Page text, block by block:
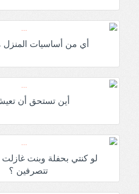
أي من أساسيات المنزل
أين تستحق أن
لو كنتي بحفلة وبنت
تتصرفين ؟